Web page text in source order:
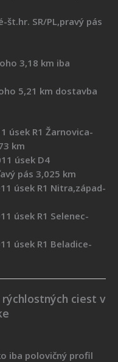
PL,pravý pás
3,18 km iba
dostavba
úsek R1 Žarnovica-
km
D4
pás 3,025 km
R1 Nitra,západ-
R1 Selenec-
R1 Beladice-
ciest v
polovičný profil